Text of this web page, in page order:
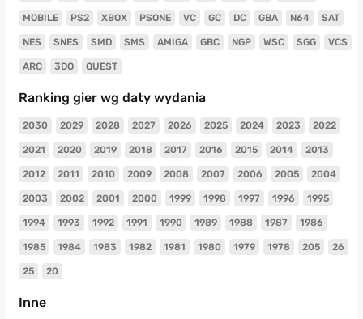
MOBILE PS2 XBOX PSONE VC GC DC GBA N64 SAT
NES SNES SMD SMS AMIGA GBC NGP WSC SGG VCS
ARC 3DO QUEST
Ranking gier wg daty wydania
2030 2029 2028 2027 2026 2025 2024 2023 2022
2021 2020 2019 2018 2017 2016 2015 2014 2013
2012 2011 2010 2009 2008 2007 2006 2005 2004
2003 2002 2001 2000 1999 1998 1997 1996 1995
1994 1993 1992 1991 1990 1989 1988 1987 1986
1985 1984 1983 1982 1981 1980 1979 1978 205 26
25 20
Inne